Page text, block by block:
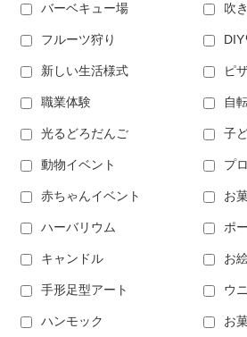
バーベキュー場 吹
フルーツ狩り
新しい生活様式 ピ
職業体験 自
光るどろだんご 子
動物イベント プ
赤ちゃんイベント お
ハーバリウム ポ
キャンドル お
手形足型アート ウ
ハンモック お